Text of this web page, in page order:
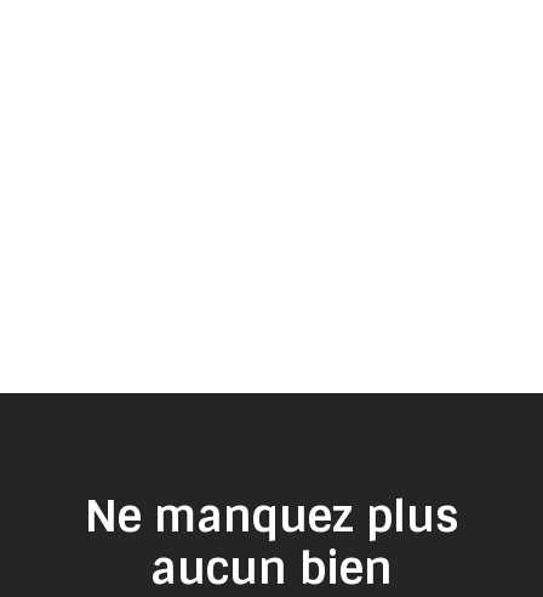
Ne manquez plus
aucun bien